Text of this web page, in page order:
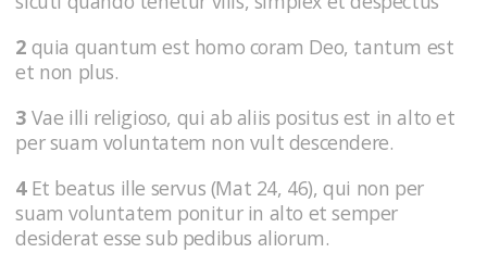
2 quia quantum est homo coram Deo, tantum est
et non plus.
3 Vae illi religioso, qui ab aliis positus est in alto et
per suam voluntatem non vult descendere.
4Et beatus ille servus (Mat 24, 46), qui non per
suam voluntatem ponitur in alto et semper
desiderat esse sub pedibus aliorum.